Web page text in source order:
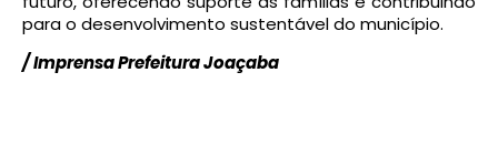
para o desenvolvimento sustentável do município.
/ Imprensa Prefeitura Joaçaba